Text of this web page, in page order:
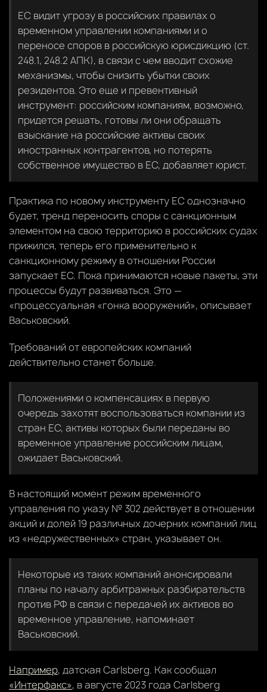
ЕС видит угрозу в российских правилах о
временном управлении компаниями и о
переносе споров в российскую юрисдикцию (ст.
248.1, 248.2 АПК), в связи с чем вводит схожие
механизмы, чтобы снизить убытки своих
резидентов. Это еще и превентивный
инструмент: российским компаниям, возможно,
придется решать, готовы ли они обращать
взыскание на российские активы своих
иностранных контрагентов, но потерять
собственное имущество в ЕС, добавляет юрист.
Практика по новому инструменту ЕС однозначно
будет, тренд переносить споры с санкционным
элементом на свою территорию в российских судах
прижился, теперь его применительно к
санкционному режиму в отношении России
запускает ЕС. Пока принимаются новые пакеты, эти
процессы будут развиваться. Это —
«процессуальная «гонка вооружений», описывает
Васьковский.
Требований от европейских компаний
действительно станет больше.
Положениями о компенсациях в первую
очередь захотят воспользоваться компании из
стран ЕС, активы которых были переданы во
временное управление российским лицам,
ожидает Васьковский.
В настоящий момент режим временного
управления по указу № 302 действует в отношении
акций и долей 19 различных дочерних компаний лиц
из «недружественных» стран, указывает он.
Некоторые из таких компаний анонсировали
планы по началу арбитражных разбирательств
против РФ в связи с передачей их активов во
временное управление, напоминает
Васьковский.
Например, датская Carlsberg. Как сообщал
«Интерфакс», в августе 2023 года Carlsberg